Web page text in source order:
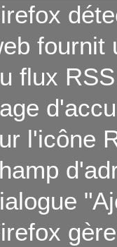
fournit
flux
l'icône